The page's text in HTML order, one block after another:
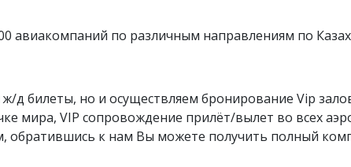
авиакомпаний по различным направлениям по
д билеты, но и осуществляем бронирование Vip
мира, VIP сопровождение прилёт/вылет во всех
обратившись к нам Вы можете получить полный